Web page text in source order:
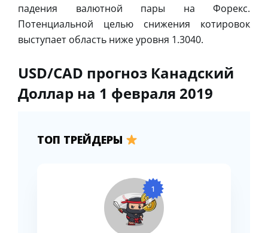
падения валютной пары на Форекс.
Потенциальной целью снижения котировок
выступает область ниже уровня 1.3040.
USD/CAD прогноз Канадский
Доллар на 1 февраля 2019
ТОП ТРЕЙДЕРЫ
1